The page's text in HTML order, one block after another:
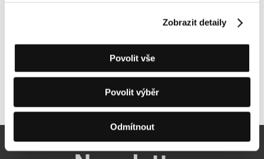
Zobrazit detaily
Povolit vše
Povolit výběr
Odmítnout
Další partneři